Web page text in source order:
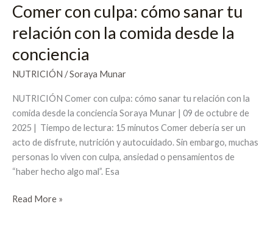
Comer con culpa: cómo sanar tu
relación con la comida desde la
conciencia
NUTRICIÓN /Soraya Munar
NUTRICIÓN Comer con culpa: cómo sanar tu relación con la
comida desde la conciencia Soraya Munar | 09 de octubre de
2025 | Tiempo de lectura: 15 minutos Comer debería ser un
acto de disfrute, nutrición y autocuidado. Sin embargo, muchas
personas lo viven con culpa, ansiedad o pensamientos de
“haber hecho algo mal”. Esa
conciencia
Read More »